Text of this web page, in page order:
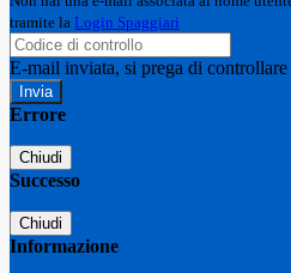
tramite la Login Spaggiari
E-mail inviata, si prega di
Errore
Chiudi
Successo
Chiudi
Informazione